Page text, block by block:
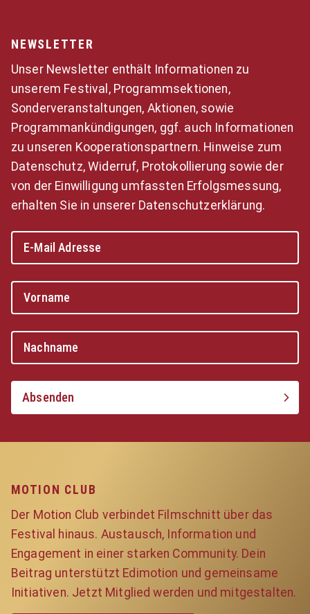
NEWSLETTER
Unser Newsletter enthält Informationen zu
unserem Festival, Programmsektionen,
Sonderveranstaltungen, Aktionen, sowie
Programmankündigungen, ggf. auch Informationen
zu unseren Kooperationspartnern. Hinweise zum
Datenschutz, Widerruf, Protokollierung sowie der
von der Einwilligung umfassten Erfolgsmessung,
erhalten Sie in unserer Datenschutzerklärung.
Absenden
MOTION CLUB
Der Motion Club verbindet Filmschnitt über das
Festival hinaus. Austausch, Information und
Engagement in einer starken Community. Dein
Beitrag unterstützt Edimotion und gemeinsame
Initiativen. Jetzt Mitglied werden und mitgestalten.